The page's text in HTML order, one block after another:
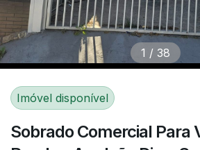
1 / 38
Imóvel disponível
Sobrado Comercial Para